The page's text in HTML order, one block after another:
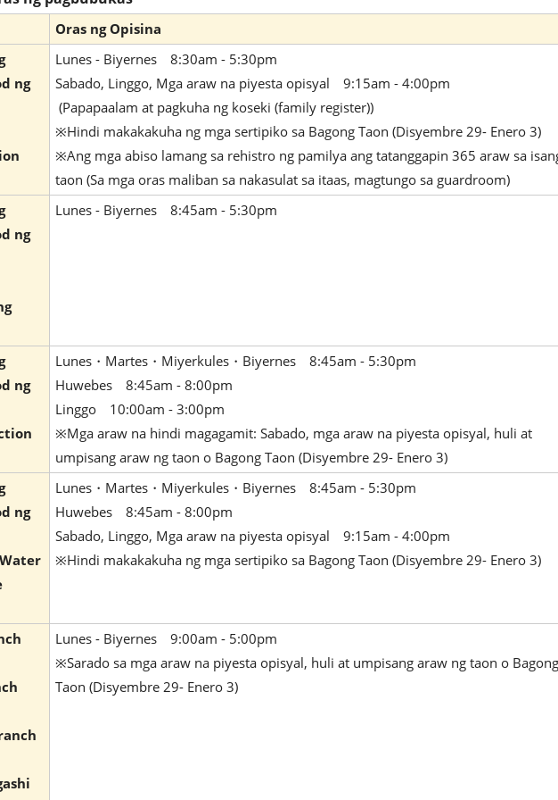
Oras ng Opisina
ng
Lunes - Biyernes 8:30am - 5:30pm
Sabado, Linggo, Mga araw na piyesta opisyal 9:15am - 4:00pm
(Papapaalam at pagkuha ng koseki (family register))
※Hindi makakakuha ng mga sertipiko sa Bagong Taon (Disyembre 29- Enero 3)
※Ang mga abiso lamang sa rehistro ng pamilya ang tatanggapin 365 araw sa
taon (Sa mga oras maliban sa nakasulat sa itaas, magtungo sa guardroom)
ng
Lunes - Biyernes 8:45am - 5:30pm
ng
Lunes・Martes・Miyerkules・Biyernes 8:45am - 5:30pm
Huwebes 8:45am - 8:00pm
Linggo 10:00am - 3:00pm
※Mga araw na hindi magagamit: Sabado, mga araw na piyesta opisyal, huli at
umpisang araw ng taon o Bagong Taon (Disyembre 29- Enero 3)
ng
Lunes・Martes・Miyerkules・Biyernes 8:45am - 5:30pm
Huwebes 8:45am - 8:00pm
Sabado, Linggo, Mga araw na piyesta opisyal 9:15am - 4:00pm
※Hindi makakakuha ng mga sertipiko sa Bagong Taon (Disyembre 29- Enero 3)
Lunes - Biyernes 9:00am - 5:00pm
※Sarado sa mga araw na piyesta opisyal, huli at umpisang araw ng taon o Bagong
Taon (Disyembre 29- Enero 3)